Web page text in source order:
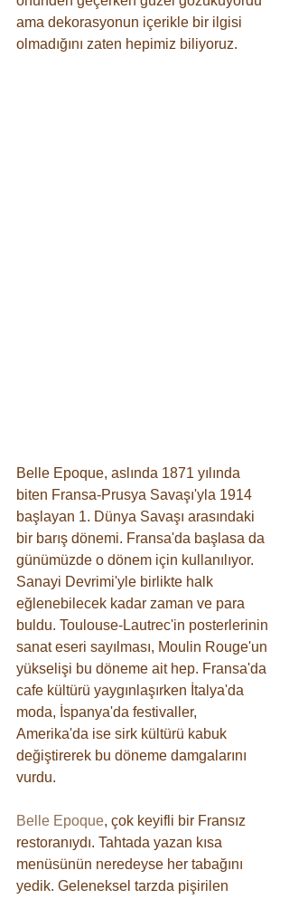
ama dekorasyonun içerikle bir ilgisi
olmadığını zaten hepimiz biliyoruz.
Belle Epoque, aslında 1871 yılında
biten Fransa-Prusya Savaşı'yla 1914
başlayan 1. Dünya Savaşı arasındaki
bir barış dönemi. Fransa'da başlasa da
günümüzde o dönem için kullanılıyor.
Sanayi Devrimi'yle birlikte halk
eğlenebilecek kadar zaman ve para
buldu. Toulouse-Lautrec'in posterlerinin
sanat eseri sayılması, Moulin Rouge'un
yükselişi bu döneme ait hep. Fransa'da
cafe kültürü yaygınlaşırken İtalya'da
moda, İspanya'da festivaller,
Amerika'da ise sirk kültürü kabuk
değiştirerek bu döneme damgalarını
vurdu.
Belle Epoque, çok keyifli bir Fransız
restoranıydı. Tahtada yazan kısa
menüsünün neredeyse her tabağını
yedik. Geleneksel tarzda pişirilen